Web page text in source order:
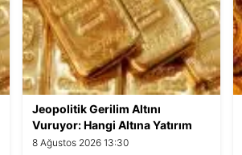
Jeopolitik Gerilim Altını
Vuruyor: Hangi Altına Yatırım
Yapmalı?
8 Ağustos 2026 13:30